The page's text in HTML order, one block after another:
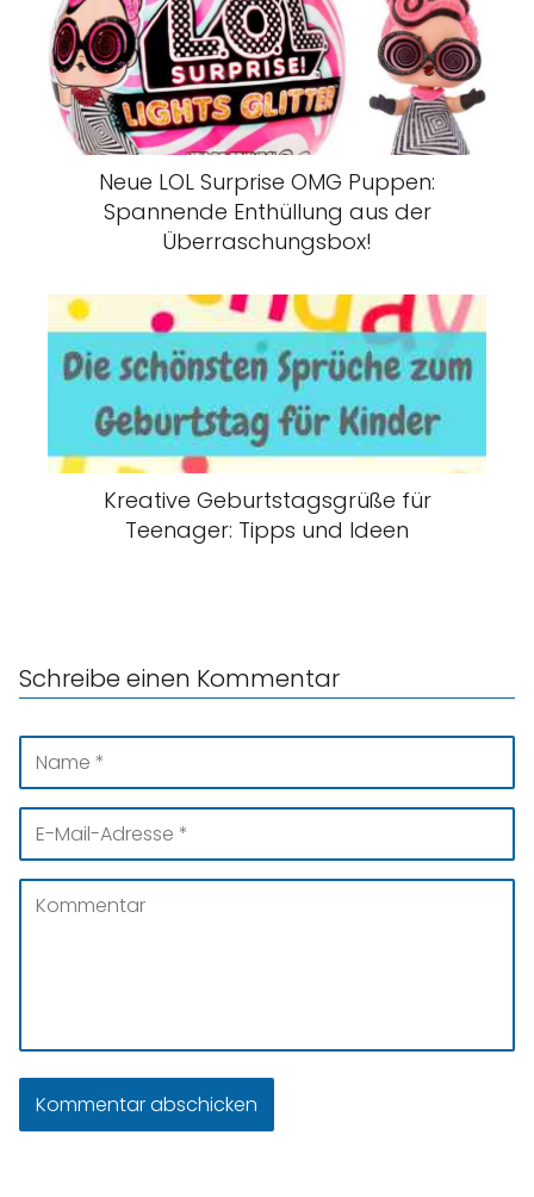
Neue LOL Surprise OMG Puppen:
Spannende Enthüllung aus der
Überraschungsbox!
Kreative Geburtstagsgrüße für
Teenager: Tipps und Ideen
Schreibe einen Kommentar